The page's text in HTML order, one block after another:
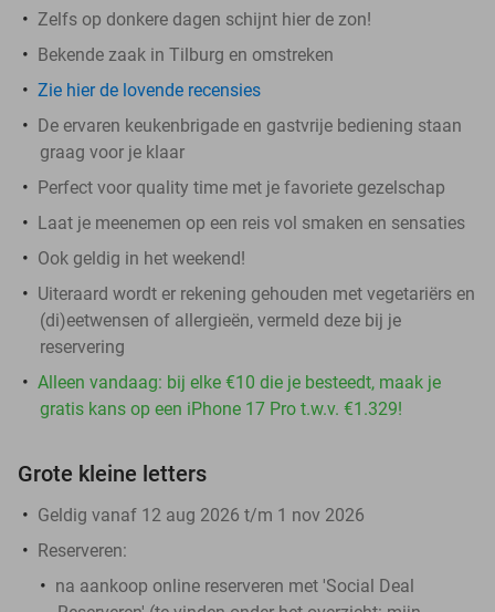
Zelfs op donkere dagen schijnt hier de zon!
Bekende zaak in Tilburg en omstreken
Zie hier de lovende recensies
De ervaren keukenbrigade en gastvrije bediening staan
graag voor je klaar
Perfect voor quality time met je favoriete gezelschap
Laat je meenemen op een reis vol smaken en sensaties
Ook geldig in het weekend!
Uiteraard wordt er rekening gehouden met vegetariërs en
(di)eetwensen of allergieën, vermeld deze bij je
reservering
Alleen vandaag: bij elke €10 die je besteedt, maak je
gratis kans op een iPhone 17 Pro t.w.v. €1.329!
Grote kleine letters
Geldig vanaf 12 aug 2026 t/m 1 nov 2026
Reserveren:
na aankoop online reserveren met 'Social Deal